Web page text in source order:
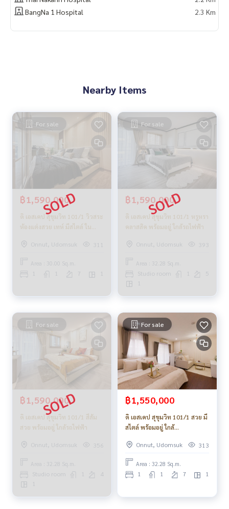
BangNa 1 Hospital
2.3 Km
Nearby Items
For sale
฿1,590,000
ดิ เอสเคป สุขุมวิท 101/1 วิวสระ
ห้องแต่งสวย เทห์ มีสไตล์ ใน
Onnut, Udomsuk
311
Area : 30.00 Sq.m.
1 1 7 1
For sale
฿1,590,000
ดิ เอสเคป สุขุมวิท 101/1 หรูหรา
คลาสสิค พร้อมอยู่ ใกล้รถไฟฟ้า
Onnut, Udomsuk 393
Area : 32.28 Sq.m.
Studio room 1
5
For sale
฿1,590,000
ดิ เอสเคป สุขุมวิท 101/1 สีส้ม
สวย พร้อมอยู่ ใกล้รถไฟฟ้า
Onnut, Udomsuk 356
Area : 32.28 Sq.m.
Studio room 1
4
For sale
฿1,550,000
ดิ เอสเคป สุขุมวิท 101/1 สวย มี
สไตล์ พร้อมอยู่ ใกล้
Onnut, Udomsuk
313
Area : 32.28 Sq.m.
1 1 7 1